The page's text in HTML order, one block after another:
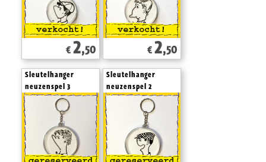
€ 2,50 € 2,50
Sleutelhanger
neuzenspel 3
Sleutelhanger
neuzenspel 2